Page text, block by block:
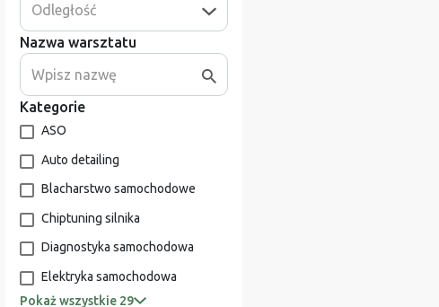
Odległość
Nazwa warsztatu
Kategorie
ASO
Auto detailing
Blacharstwo samochodowe
Chiptuning silnika
Diagnostyka samochodowa
Elektryka samochodowa
Pokaż wszystkie 29